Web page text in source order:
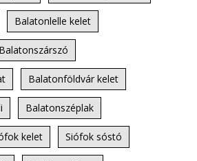
Balatonlelle kelet
Balatonszárszó
Balatonföldvár kelet
Balatonszéplak
kelet Siófok sóstó